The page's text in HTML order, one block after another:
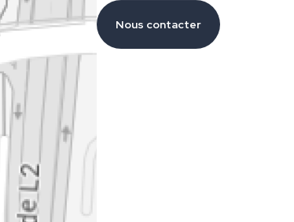
Nous contacter